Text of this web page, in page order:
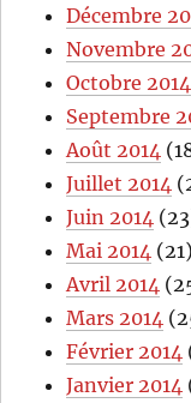
Décembre
Novembre
Octobre 2014
Septembre
Août 2014
Juillet 2014
Juin 2014
Mai 2014 (21)
Avril 2014
Mars 2014
Février 2014
Janvier 2014